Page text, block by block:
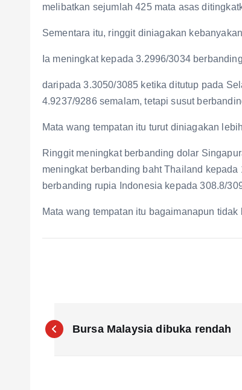
melibatkan sejumlah 425 mata asas
Sementara itu, ringgit diniagakan
Ia meningkat kepada 3.2996/3034
daripada 3.3050/3085 ketika ditutup pada
4.9237/9286 semalam, tetapi susut
Mata wang tempatan itu turut diniagakan
Ringgit meningkat berbanding dolar
meningkat berbanding baht Thailand
berbanding rupia Indonesia kepada 308.8/
Mata wang tempatan itu bagaimanapun
P
Bursa Malaysia dibuka rendah